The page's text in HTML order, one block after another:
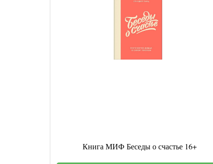
Книга МИФ Беседы о счастье 16+